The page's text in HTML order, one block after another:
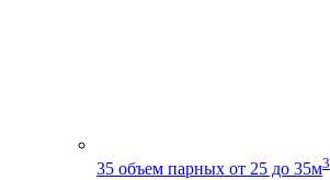
35 объем парных от 25 до 35м3